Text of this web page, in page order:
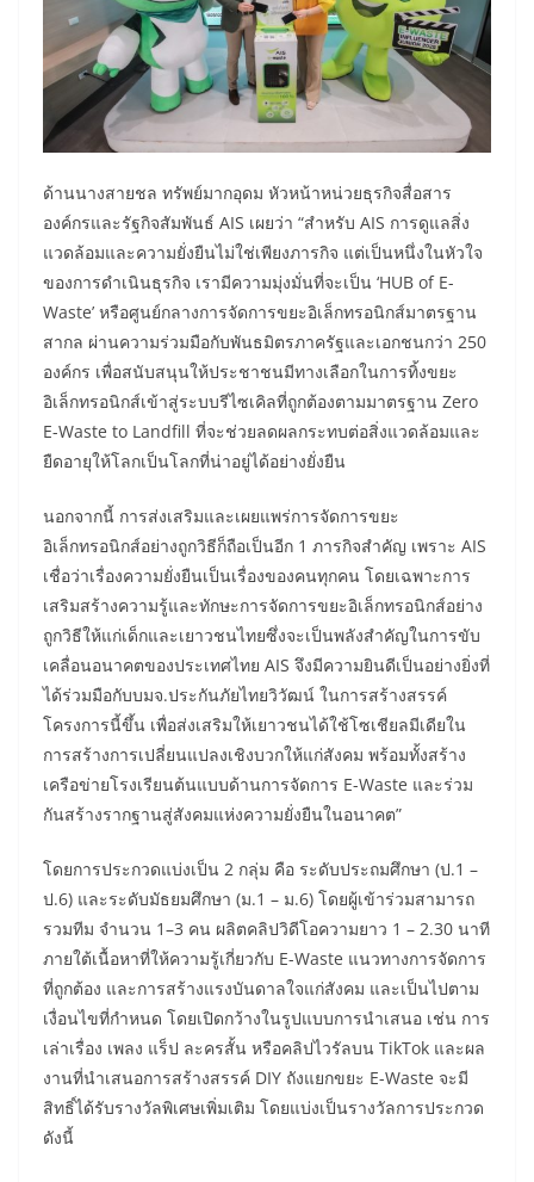
ด้านนางสายชล ทรัพย์มากอุดม หัวหน้าหน่วยธุรกิจสื่อสาร
องค์กรและรัฐกิจสัมพันธ์ AIS เผยว่า “สำหรับ AIS การดูแลสิ่ง
แวดล้อมและความยั่งยืนไม่ใช่เพียงภารกิจ แต่เป็นหนึ่งในหัวใจ
ของการดำเนินธุรกิจ เรามีความมุ่งมั่นที่จะเป็น ‘HUB of E-
Waste’ หรือศูนย์กลางการจัดการขยะอิเล็กทรอนิกส์มาตรฐาน
สากล ผ่านความร่วมมือกับพันธมิตรภาครัฐและเอกชนกว่า 250
องค์กร เพื่อสนับสนุนให้ประชาชนมีทางเลือกในการทิ้งขยะ
อิเล็กทรอนิกส์เข้าสู่ระบบรีไซเคิลที่ถูกต้องตามมาตรฐาน Zero
E-Waste to Landfill ที่จะช่วยลดผลกระทบต่อสิ่งแวดล้อมและ
ยืดอายุให้โลกเป็นโลกที่น่าอยู่ได้อย่างยั่งยืน
นอกจากนี้ การส่งเสริมและเผยแพร่การจัดการขยะ
อิเล็กทรอนิกส์อย่างถูกวิธีก็ถือเป็นอีก 1 ภารกิจสำคัญ เพราะ AIS
เชื่อว่าเรื่องความยั่งยืนเป็นเรื่องของคนทุกคน โดยเฉพาะการ
เสริมสร้างความรู้และทักษะการจัดการขยะอิเล็กทรอนิกส์อย่าง
ถูกวิธีให้แก่เด็กและเยาวชนไทยซึ่งจะเป็นพลังสำคัญในการขับ
เคลื่อนอนาคตของประเทศไทย AIS จึงมีความยินดีเป็นอย่างยิ่งที่
ได้ร่วมมือกับบมจ.ประกันภัยไทยวิวัฒน์ ในการสร้างสรรค์
โครงการนี้ขึ้น เพื่อส่งเสริมให้เยาวชนได้ใช้โซเชียลมีเดียใน
การสร้างการเปลี่ยนแปลงเชิงบวกให้แก่สังคม พร้อมทั้งสร้าง
เครือข่ายโรงเรียนต้นแบบด้านการจัดการ E-Waste และร่วม
กันสร้างรากฐานสู่สังคมแห่งความยั่งยืนในอนาคต”
โดยการประกวดแบ่งเป็น 2 กลุ่ม คือ ระดับประถมศึกษา (ป.1 –
ป.6) และระดับมัธยมศึกษา (ม.1 – ม.6) โดยผู้เข้าร่วมสามารถ
รวมทีม จำนวน 1–3 คน ผลิตคลิปวิดีโอความยาว 1 – 2.30 นาที
ภายใต้เนื้อหาที่ให้ความรู้เกี่ยวกับ E-Waste แนวทางการจัดการ
ที่ถูกต้อง และการสร้างแรงบันดาลใจแก่สังคม และเป็นไปตาม
เงื่อนไขที่กำหนด โดยเปิดกว้างในรูปแบบการนำเสนอ เช่น การ
เล่าเรื่อง เพลง แร็ป ละครสั้น หรือคลิปไวรัลบน TikTok และผล
งานที่นำเสนอการสร้างสรรค์ DIY ถังแยกขยะ E-Waste จะมี
สิทธิ์ได้รับรางวัลพิเศษเพิ่มเติม โดยแบ่งเป็นรางวัลการประกวด
ดังนี้